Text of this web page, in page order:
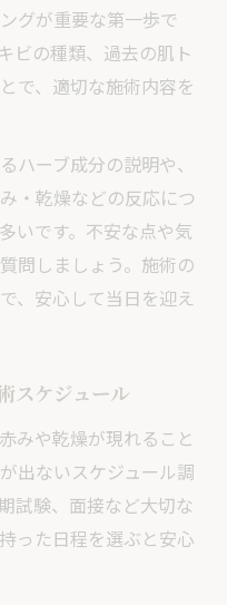
グが重要な第一歩で
ビの種類、過去の肌ト
で、適切な施術内容を
ハーブ成分の説明や、
・乾燥などの反応につ
いです。不安な点や気
問しましょう。施術の
、安心して当日を迎え
スケジュール
みや乾燥が現れること
出ないスケジュール調
試験、面接など大切な
った日程を選ぶと安心